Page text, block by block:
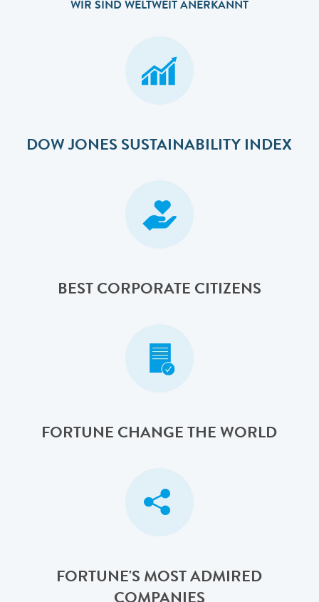
WIR SIND WELTWEIT ANERKANNT
DOW JONES SUSTAINABILITY INDEX
BEST CORPORATE CITIZENS
FORTUNE CHANGE THE WORLD
FORTUNE'S MOST ADMIRED